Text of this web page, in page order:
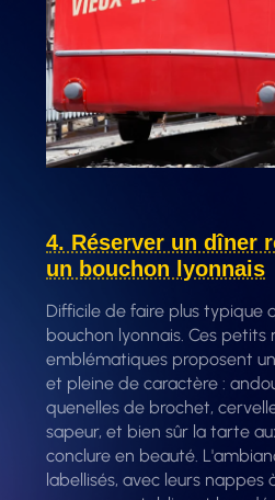
4. Réserver un dîner
un bouchon lyonnais
Difficile de faire plus typique
bouchon lyonnais. Ces petits
emblématiques proposent
et pleine de caractère :
quenelles de brochet,
sapeur, et bien sûr la tarte
conclure en beauté.
labellisés, avec leurs nappes